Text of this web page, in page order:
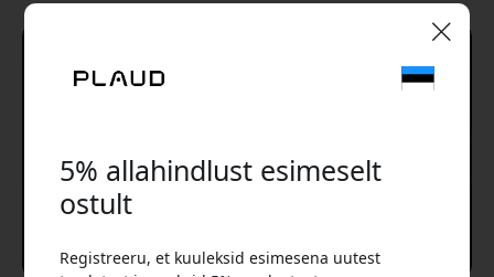
5% allahindlust esimeselt
ostult
Registreeru, et kuuleksid esimesena uutest
🎉 Sinu sooduskood:
Kasuta seda koodi kassas, et saada 5%